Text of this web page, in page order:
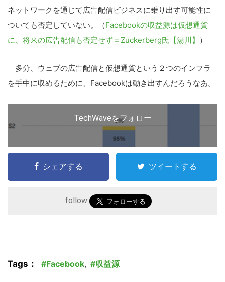
ネットワークを通じて広告配信ビジネスに乗り出す可能性に
ついても否定していない。（Facebookの収益源は仮想通貨
に、将来の広告配信も否定せず＝Zuckerberg氏【湯川】 ）
多分、ウェブの広告配信と仮想通貨という２つのインフラ
を手中に収めるために、Facebookは動き出すんだろうなあ。
TechWaveをフォロー
シェアする ツイートする
follow
Tags： Facebook, 収益源